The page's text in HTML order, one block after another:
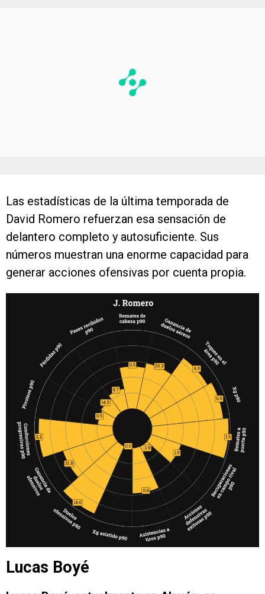
Las estadísticas de la última temporada de
David Romero refuerzan esa sensación de
delantero completo y autosuficiente. Sus
números muestran una enorme capacidad para
generar acciones ofensivas por cuenta propia.
Lucas Boyé